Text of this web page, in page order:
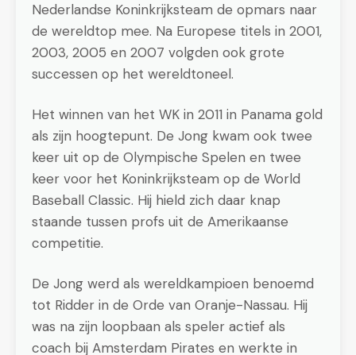
Nederlandse Koninkrijksteam de opmars naar
de wereldtop mee. Na Europese titels in 2001,
2003, 2005 en 2007 volgden ook grote
successen op het wereldtoneel.
Het winnen van het WK in 2011 in Panama gold
als zijn hoogtepunt. De Jong kwam ook twee
keer uit op de Olympische Spelen en twee
keer voor het Koninkrijksteam op de World
Baseball Classic. Hij hield zich daar knap
staande tussen profs uit de Amerikaanse
competitie.
De Jong werd als wereldkampioen benoemd
tot Ridder in de Orde van Oranje-Nassau. Hij
was na zijn loopbaan als speler actief als
coach bij Amsterdam Pirates en werkte in